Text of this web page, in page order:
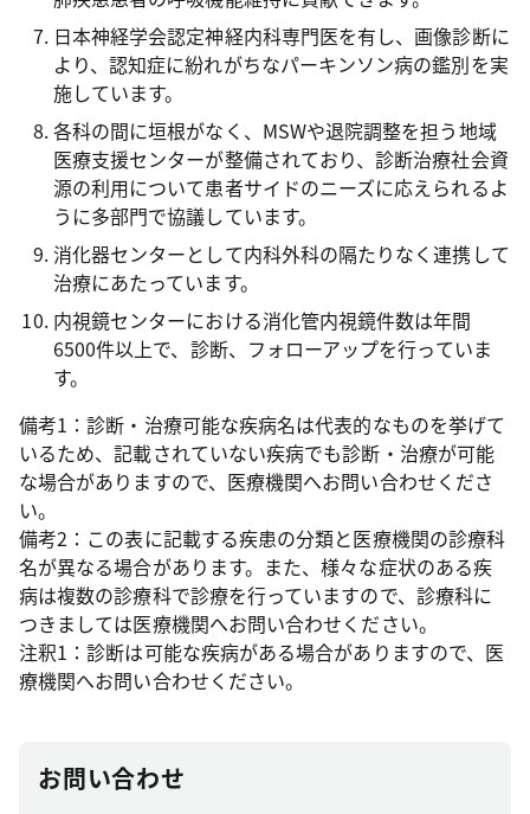
日本神経学会認定神経内科専門医を有し、画像診断に
より、認知症に紛れがちなパーキンソン病の鑑別を実
施しています。
各科の間に垣根がなく、MSWや退院調整を担う地域
医療支援センターが整備されており、診断治療社会資
源の利用について患者サイドのニーズに応えられるよ
うに多部門で協議しています。
消化器センターとして内科外科の隔たりなく連携して
治療にあたっています。
内視鏡センターにおける消化管内視鏡件数は年間
6500件以上で、診断、フォローアップを行っていま
す。
備考1：診断・治療可能な疾病名は代表的なものを挙げて
いるため、記載されていない疾病でも診断・治療が可能
な場合がありますので、医療機関へお問い合わせくださ
い。
備考2：この表に記載する疾患の分類と医療機関の診療科
名が異なる場合があります。また、様々な症状のある疾
病は複数の診療科で診療を行っていますので、診療科に
つきましては医療機関へお問い合わせください。
注釈1：診断は可能な疾病がある場合がありますので、医
療機関へお問い合わせください。
お問い合わせ